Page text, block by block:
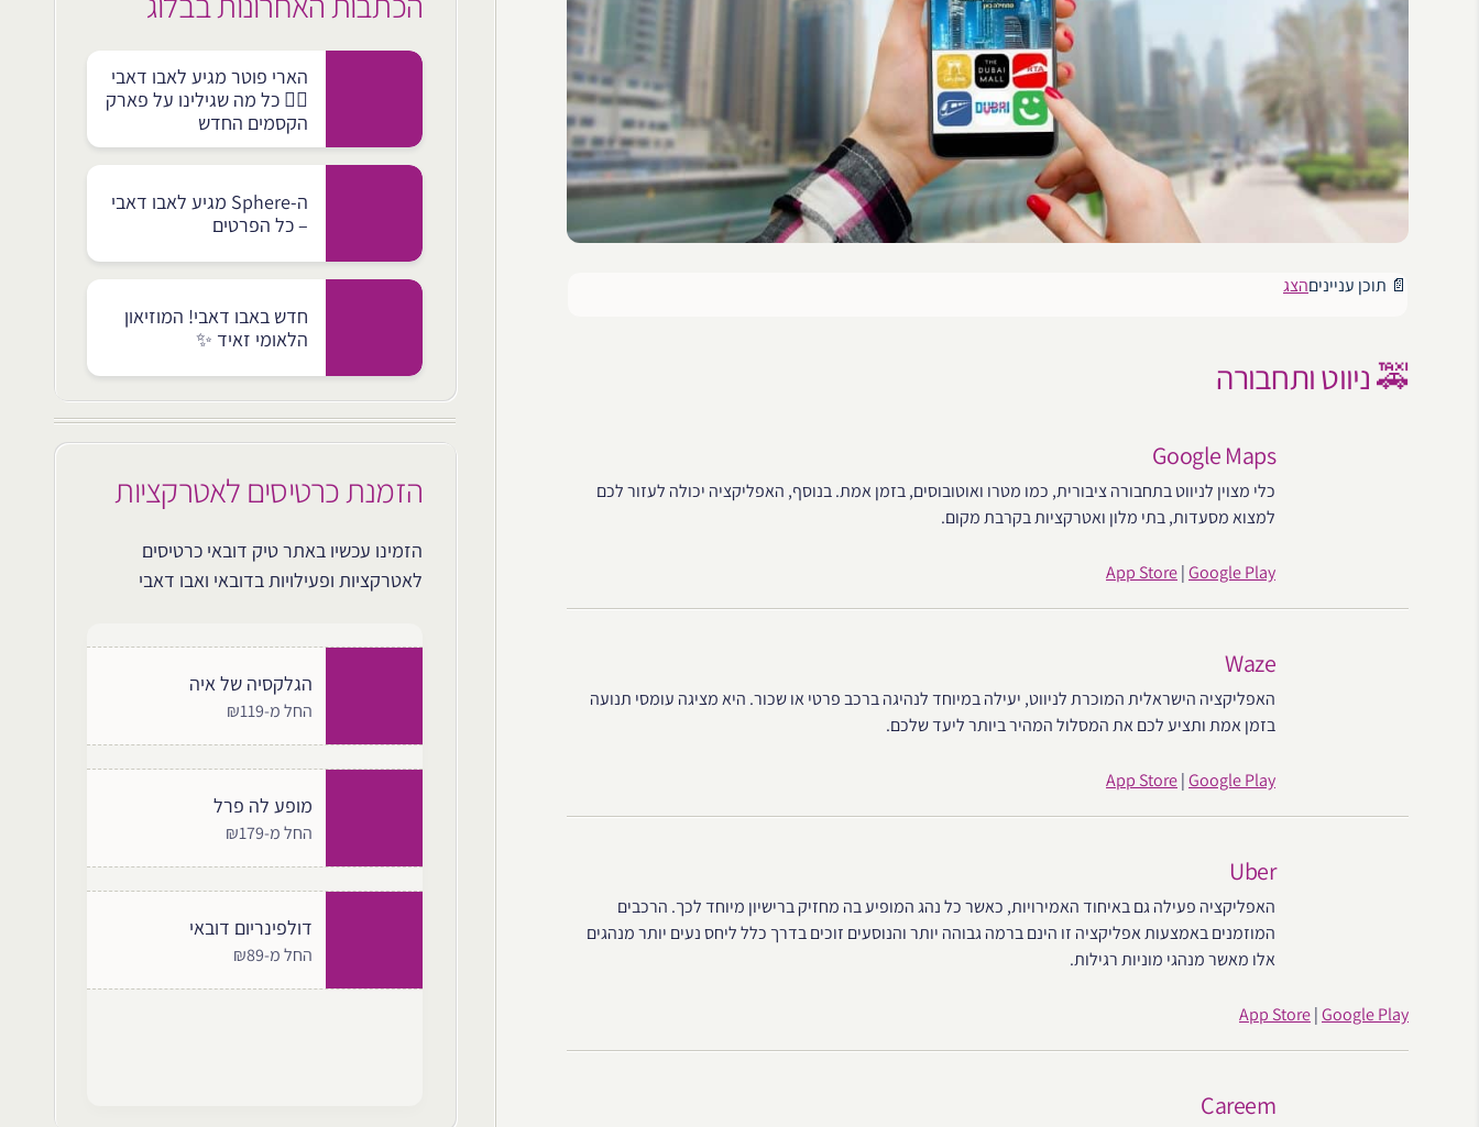
📄 תוכן ענייניםהצג
🚕 ניווט ותחבורה
Google Maps
כלי מצוין לניווט בתחבורה ציבורית, כמו מטרו ואוטובוסים, בזמן אמת. בנוסף, האפליקציה יכולה לעזור לכם
למצוא מסעדות, בתי מלון ואטרקציות בקרבת מקום.
App Store|Google Play
Waze
האפליקציה הישראלית המוכרת לניווט, יעילה במיוחד לנהיגה ברכב פרטי או שכור. היא מציגה עומסי תנועה
בזמן אמת ותציע לכם את המסלול המהיר ביותר ליעד שלכם.
App Store|Google Play
Uber
האפליקציה פעילה גם באיחוד האמירויות, כאשר כל נהג המופיע בה מחזיק ברישיון מיוחד לכך. הרכבים
המוזמנים באמצעות אפליקציה זו הינם ברמה גבוהה יותר והנוסעים זוכים בדרך כלל ליחס נעים יותר מנהגים
אלו מאשר מנהגי מוניות רגילות.
App Store|Google Play
Careem
הארי פוטר מגיע לאבו דאבי
🧙‍♂️ כל מה שגילינו על פארק
הקסמים החדש
ה-Sphere מגיע לאבו דאבי
– כל הפרטים
חדש באבו דאבי! המוזיאון
הלאומי זאיד ✨
הזמנת כרטיסים לאטרקציות
הזמינו עכשיו באתר טיק דובאי כרטיסים
לאטרקציות ופעילויות בדובאי ואבו דאבי
הגלקסיה של איה
החל מ-₪119
מופע לה פרל
החל מ-₪179
דולפינריום דובאי
החל מ-₪89